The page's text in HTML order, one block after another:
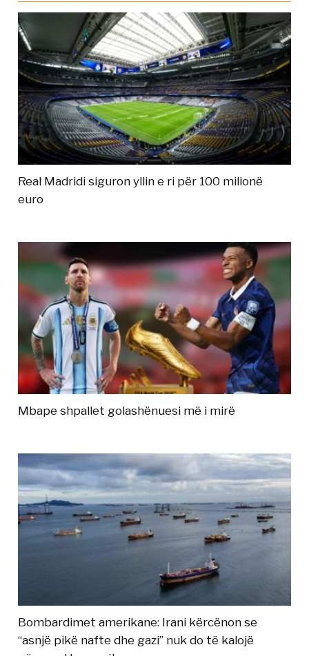
Real Madridi siguron yllin e ri për 100 milionë
euro
Mbape shpallet golashënuesi më i mirë
Bombardimet amerikane: Irani kërcënon se
“asnjë pikë nafte dhe gazi” nuk do të kalojë